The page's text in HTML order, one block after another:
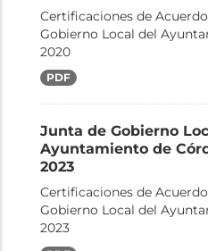
Certificaciones de
Gobierno Local del
2020
PDF
Junta de Gobierno
Ayuntamiento de
2023
Certificaciones de
Gobierno Local del
2023